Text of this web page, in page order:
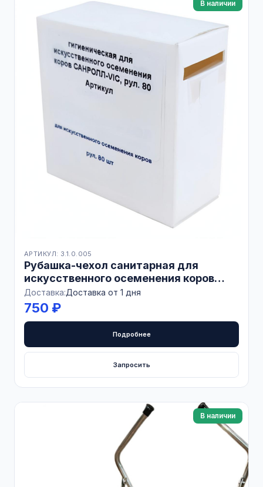
В наличии
АРТИКУЛ: 3.1.0.005
Рубашка-чехол санитарная для
искусственного осеменения коров
(упаковка 80 шт)
Доставка:Доставка от 1 дня
750 ₽
Подробнее
Запросить
В наличии